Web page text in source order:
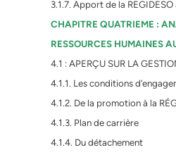
3.1.7. Apport de la
CHAPITRE QUATRIEME :
RESSOURCES HUMAINES
4.1 : APERÇU SUR LA
4.1.1. Les conditions
4.1.2. De la promotion à la
4.1.3. Plan de carrière
4.1.4. Du détachement